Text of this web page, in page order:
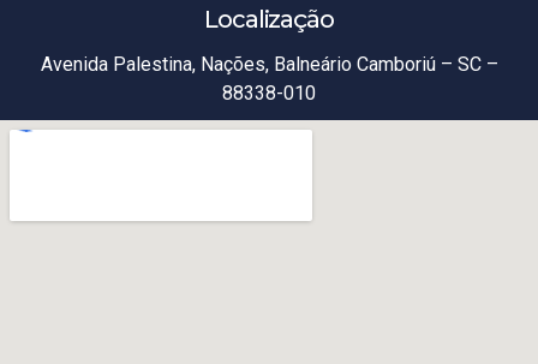
Localização
Avenida Palestina, Nações, Balneário Camboriú – SC –
88338-010